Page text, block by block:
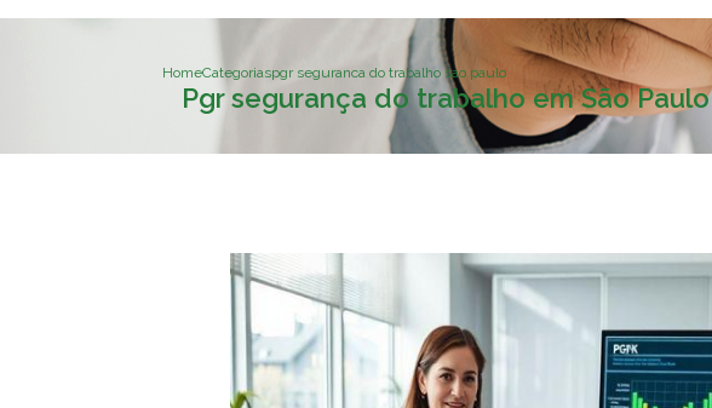
HomeCategoriaspgr seguranca do trabalho sao paulo
Pgr segurança do trabalho em São Paulo